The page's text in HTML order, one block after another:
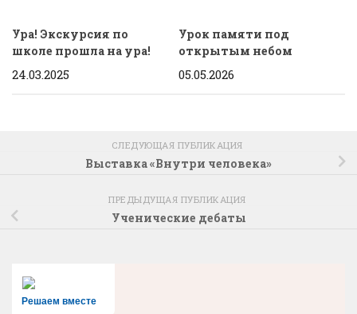
Ура! Экскурсия по
школе прошла на ура!
24.03.2025
Урок памяти под
открытым небом
05.05.2026
СЛЕДУЮЩАЯ ПУБЛИКАЦИЯ
Выставка «Внутри человека»
ПРЕДЫДУЩАЯ ПУБЛИКАЦИЯ
Ученические дебаты
Решаем вместе